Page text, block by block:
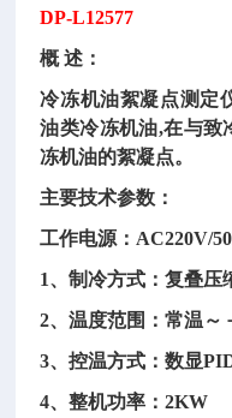
DP-L12577
概述：
冷冻机油絮凝点测定
油类冷冻机油,在与致
冻机油的絮凝点。
主要技术参数：
工作电源： AC220V/
1、制冷方式：复叠压
2、温度范围：常温
3、控温方式：数显
4、整机功率：2KW